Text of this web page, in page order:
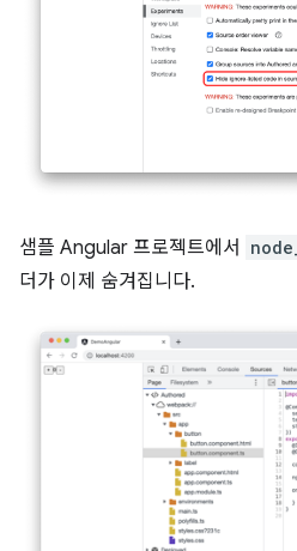
샘플 Angular 프로젝트에서
더가 이제 숨겨집니다.